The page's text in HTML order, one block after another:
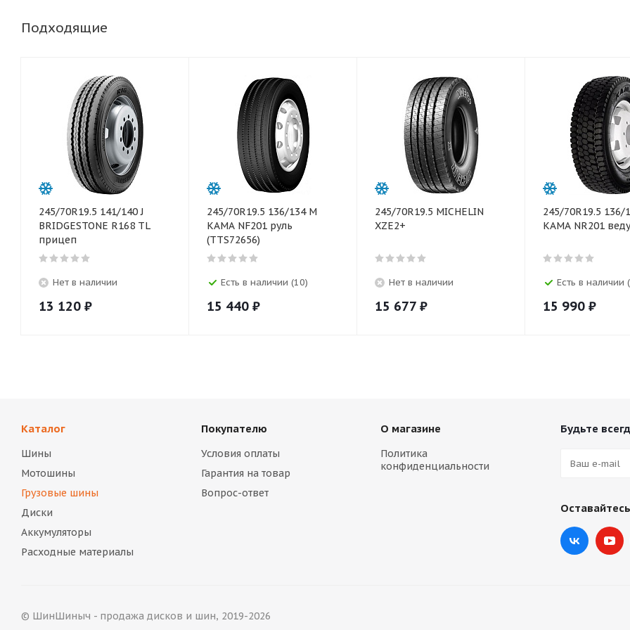
Подходящие
245/70R19.5 141/140 J
BRIDGESTONE R168 TL
прицеп
Нет в наличии
13 120 ₽
245/70R19.5 136/134 M
КАМА NF201 руль
(TTS72656)
Есть в наличии (10)
15 440 ₽
245/70R19.5 MICHELIN
XZE2+
Нет в наличии
15 677 ₽
245/70R19.5 136/
КАМА NR201
Есть в наличии
15 990 ₽
Каталог
Шины
Мотошины
Грузовые шины
Диски
Аккумуляторы
Расходные материалы
Покупателю
Условия оплаты
Гарантия на товар
Вопрос-ответ
О магазине
Политика
конфиденциальности
Будьте
© ШинШиныч - продажа дисков и шин, 2019-2026